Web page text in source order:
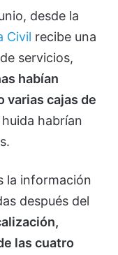
desde la
Civil recibe una
servicios,
habían
varias cajas de
habrían
la información
después del
las cuatro